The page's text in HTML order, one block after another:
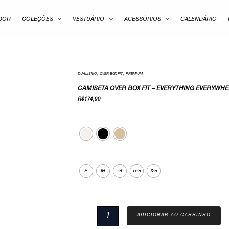
COLEÇÕES VESTUÁRIO ACESSÓRIOS CALENDÁRIO
DUALISMO, OVER BOX FIT, PREMIUM
CAMISETA OVER BOX FIT – EVERYTHING
R$ 174,90
P M G GG XG
Camiseta
Over
Box
Everywhere
ADICIONAR AO CARRINHO